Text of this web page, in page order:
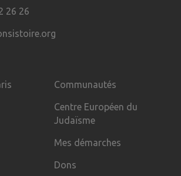
26 26
Communautés
Centre Européen du
Judaïsme
Mes démarches
Dons